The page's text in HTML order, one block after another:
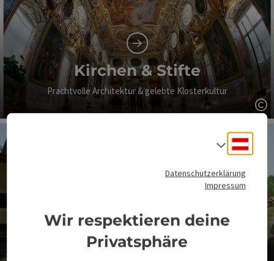
Kirchen & Stifte
Prachtvolle Architektur & gelebte Klosterkultur
Steyrtal Museumsbahn
Österreichs älteste Schmalspurbahn
Datenschutzerklärung
Impressum
Wir respektieren deine
Privatsphäre